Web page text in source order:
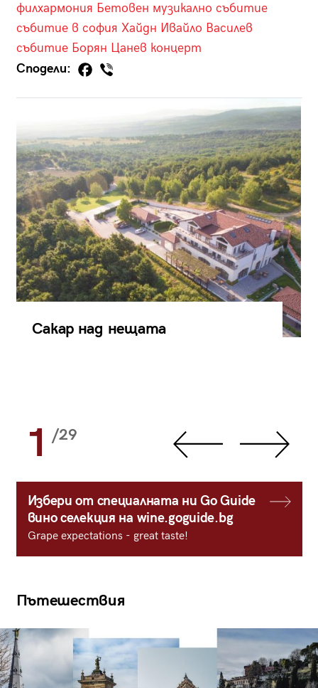
филхармония Бетовен музикално събитие
събитие в софия Хайдн Ивайло Василев
събитие Борян Цанев концерт
Сподели:
Сакар над нещата
1 /29
Избери от специалната ни Go Guide
вино селекция на wine.goguide.bg
Grape expectations - great taste!
Пътешествия